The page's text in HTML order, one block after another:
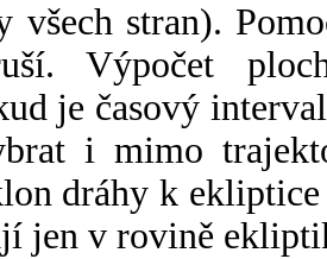
všech stran).
Výpočet
je časový
i mimo
dráhy k
jen v rovině